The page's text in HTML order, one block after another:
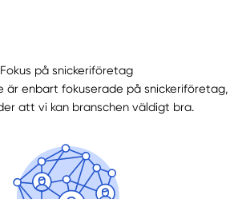
Få hjälp
tillvägagångssätt
Fokus på snickeriföretag
är enbart fokuserade på snickeriföretag,
att vi kan branschen väldigt bra.